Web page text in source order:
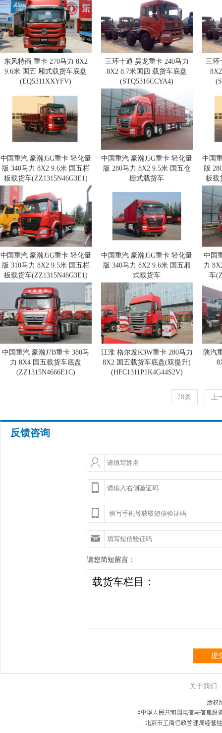
东风特商 重卡 270马力 8X2
9.6米 国五 厢式载货车底盘
(EQ5311XXYFV)
三环十通 昊龙重卡 240马力
8X2 8.7米国四 载货车底盘
(STQ5316CCYA4)
三环
中国重汽 豪瀚J5G重卡 轻化量
版 340马力 8X2 9.6米 国五栏
板载货车(ZZ1315N46G3E1)
中国重汽 豪瀚J5G重卡 轻化量
版 280马力 8X2 9.5米 国五仓
栅式载货车
中国
版
板载
中国重汽 豪瀚J5G重卡 轻化量
版 310马力 8X2 9.5米 国五栏
板载货车(ZZ1315N46G3E1)
中国重汽 豪瀚J5G重卡 轻化量
版 340马力 8X2 9.6米 国五厢
式载货车
(ZZ5315XXYN46G3E1)
中国
力
车
中国重汽 豪瀚J7B重卡 380马
力 8X4 国五载货车底盘
(ZZ1315N4666E1C)
江淮 格尔发K3W重卡 280马力
8X2 国五载货车底盘(双提升)
(HFC1311P1K4G44S2V)
陕汽
28条 上
反馈咨询
请您简短留言：
提
关于我们